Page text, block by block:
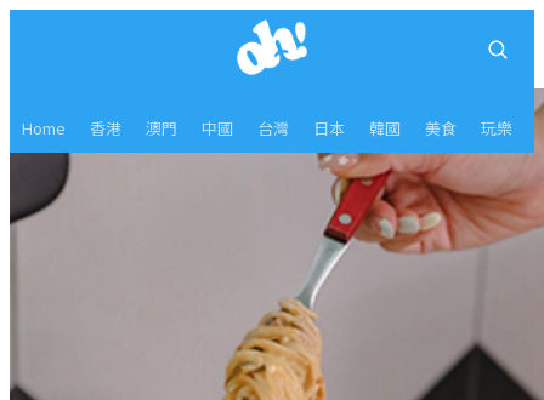
Home 香港 澳門 中國 台灣 日本 韓國 美食 玩樂